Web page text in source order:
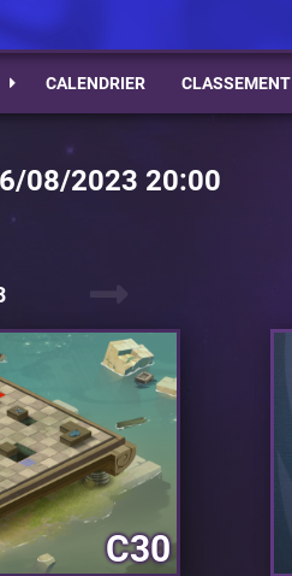
CALENDRIER CLASSEMENT
08/2023 20:00
C30